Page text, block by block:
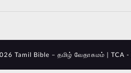
Tamil Bible – தமிழ் வேதாகமம் | TCA -